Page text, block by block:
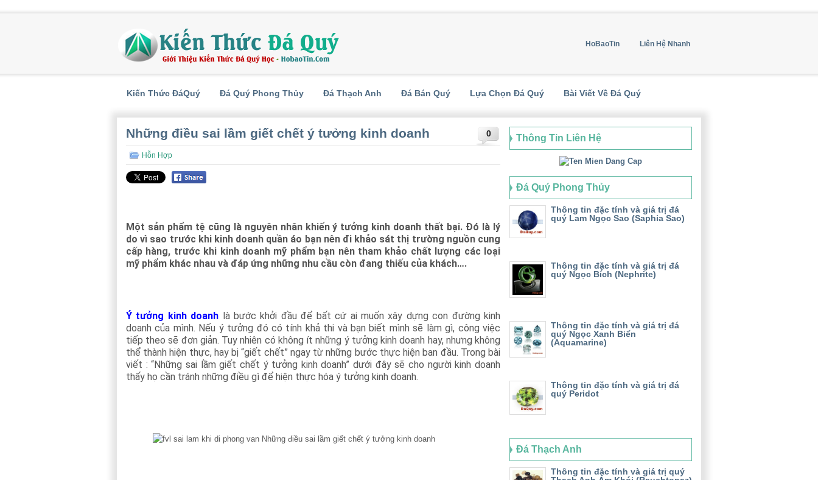
HoBaoTin Liên Hệ Nhanh
Kiến Thức ĐáQuý Đá Quý Phong Thủy Đá Thạch Anh Đá Bán Quý Lựa Chọn Đá Quý Bài Viết Về Đá Quý
0
Những điều sai lầm giết chết ý tưởng kinh doanh
Hỗn Hợp
Một sản phẩm tệ cũng là nguyên nhân khiến ý tưởng kinh doanh thất bại. Đó là lý
do vì sao trước khi kinh doanh quần áo bạn nên đi khảo sát thị trường nguồn cung
cấp hàng, trước khi kinh doanh mỹ phẩm bạn nên tham khảo chất lượng các loại
mỹ phẩm khác nhau và đáp ứng những nhu cầu còn đang thiếu của khách….
Ý tưởng kinh doanh là bước khởi đầu để bất cứ ai muốn xây dựng con đường kinh
doanh của mình. Nếu ý tưởng đó có tính khả thi và bạn biết mình sẽ làm gì, công việc
tiếp theo sẽ đơn giản. Tuy nhiên có không ít những ý tưởng kinh doanh hay, nhưng không
thể thành hiện thực, hay bị “giết chết” ngay từ những bước thực hiện ban đầu. Trong bài
viết : “Những sai lầm giết chết ý tưởng kinh doanh” dưới đây sẽ cho người kinh doanh
thấy họ cần tránh những điều gì để hiện thực hóa ý tưởng kinh doanh.
Thông Tin Liên Hệ
Đá Quý Phong Thủy
Thông tin đặc tính và giá trị đá
quý Lam Ngọc Sao (Saphia Sao)
Thông tin đặc tính và giá trị đá
quý Ngọc Bích (Nephrite)
Thông tin đặc tính và giá trị đá
quý Ngọc Xanh Biển
(Aquamarine)
Thông tin đặc tính và giá trị đá
quý Peridot
Đá Thạch Anh
Thông tin đặc tính và giá trị quý